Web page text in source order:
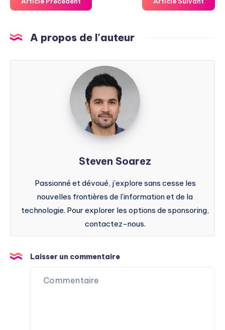
A propos de l'auteur
Steven
Soarez
Steven Soarez
Passionné et dévoué, j'explore sans cesse les
nouvelles frontières de l'information et de la
technologie. Pour explorer les options de sponsoring,
contactez-nous.
Laisser un commentaire